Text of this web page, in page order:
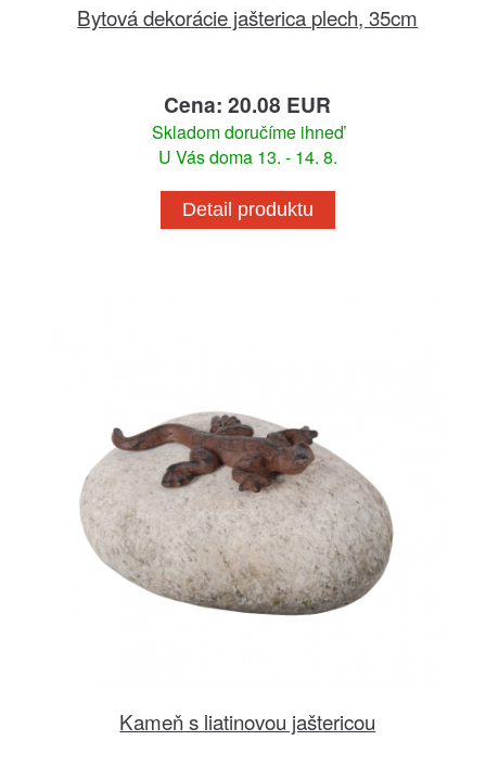
Bytová dekorácie jašterica plech, 35cm
Cena: 20.08 EUR
Skladom doručíme ihneď
U Vás doma 13. - 14. 8.
Detail produktu
Kameň s liatinovou jaštericou